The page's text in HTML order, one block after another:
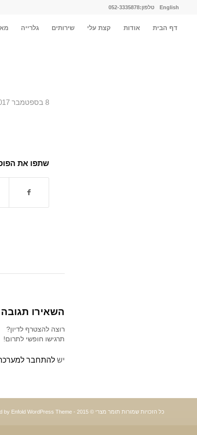
English טלפון:052-3335878
דף הבית אודות קצת עלי שירותים גלרייה
8 בספטמבר 2017
שתפו את
השאירו תגובה
רוצה להצטרף לדיון?
תרגישו חופשי לתרום!
יש להתחבר
כל הזכויות שמורות תומר מצרי © 2015 - by Enfold WordPress Theme